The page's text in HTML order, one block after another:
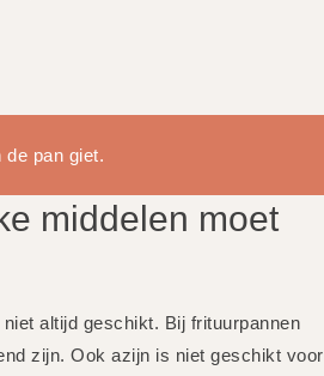
de pan giet.
middelen moet
altijd geschikt. Bij frituurpannen
zijn. Ook azijn is niet geschikt voor